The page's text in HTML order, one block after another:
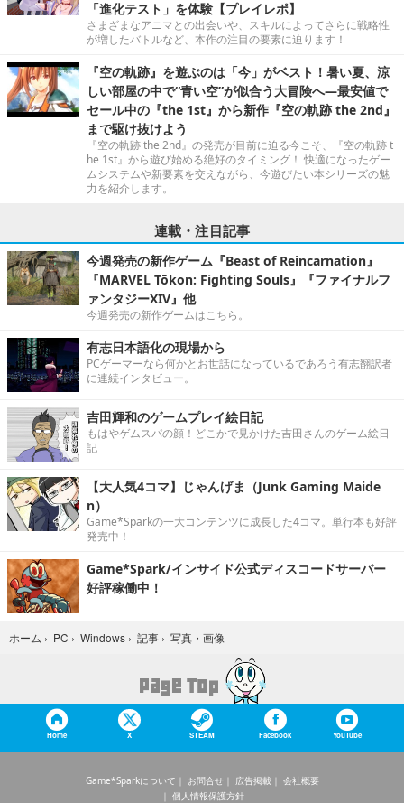
「進化テスト」を体験【プレイレポ】
さまざまなアニマとの出会いや、スキルによってさらに戦略性
が増したバトルなど、本作の注目の要素に迫ります！
『空の軌跡』を遊ぶのは「今」がベスト！暑い夏、涼
しい部屋の中で“青い空”が似合う大冒険へ―最安値で
セール中の『the 1st』から新作『空の軌跡 the 2nd』
まで駆け抜けよう
『空の軌跡 the 2nd』の発売が目前に迫る今こそ、『空の軌跡 t
he 1st』から遊び始める絶好のタイミング！ 快適になったゲー
ムシステムや新要素を交えながら、今遊びたい本シリーズの魅
力を紹介します。
連載・注目記事
今週発売の新作ゲーム『Beast of Reincarnation』
『MARVEL Tōkon: Fighting Souls』『ファイナルフ
ァンタジーXIV』他
今週発売の新作ゲームはこちら。
有志日本語化の現場から
PCゲーマーなら何かとお世話になっているであろう有志翻訳者
に連続インタビュー。
吉田輝和のゲームプレイ絵日記
もはやゲムスパの顔！どこかで見かけた吉田さんのゲーム絵日
記
【大人気4コマ】じゃんげま（Junk Gaming Maide
n）
Game*Sparkの一大コンテンツに成長した4コマ。単行本も好評
発売中！
Game*Spark/インサイド公式ディスコードサーバー
好評稼働中！
ホーム › PC › Windows › 記事 › 写真・画像
Home X STEAM Facebook YouTube
Game*Sparkについて お問合せ 広告掲載
会社概要
個人情報保護方針